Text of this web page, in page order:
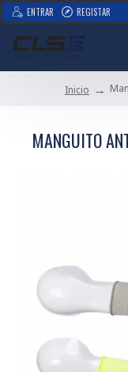
ENTRAR REGISTAR
Inicio
MANGUITO